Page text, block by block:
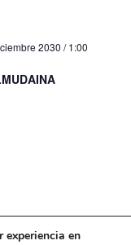
2030 / 1:00
experiencia en